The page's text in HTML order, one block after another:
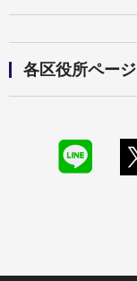
各区役所ページ